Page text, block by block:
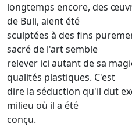
longtemps encore, des
de Buli, aient été
sculptées à des fins
sacré de l'art semble
relever ici autant de sa
qualités plastiques. C'est
dire la séduction qu'il dut
milieu où il a été
conçu.